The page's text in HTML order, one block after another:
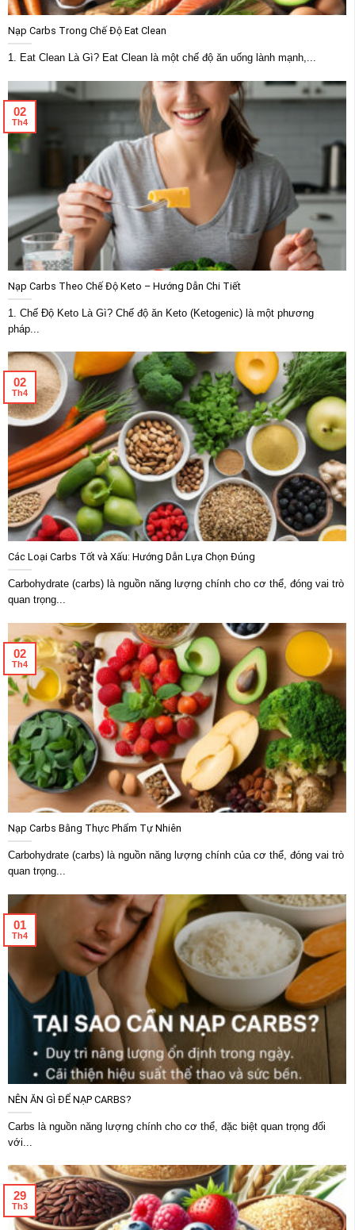
Nạp Carbs Trong Chế Độ Eat Clean
1. Eat Clean Là Gì? Eat Clean là một chế độ ăn uống lành mạnh,...
Nạp Carbs Theo Chế Độ Keto – Hướng Dẫn Chi Tiết
1. Chế Độ Keto Là Gì? Chế độ ăn Keto (Ketogenic) là một phương
pháp...
02
Th4
Các Loại Carbs Tốt và Xấu: Hướng Dẫn Lựa Chọn Đúng
Carbohydrate (carbs) là nguồn năng lượng chính cho cơ thể, đóng vai trò
quan trọng...
02
Th4
Nạp Carbs Bằng Thực Phẩm Tự Nhiên
Carbohydrate (carbs) là nguồn năng lượng chính của cơ thể, đóng vai trò
quan trọng...
02
Th4
NÊN ĂN GÌ ĐỂ NẠP CARBS?
Carbs là nguồn năng lượng chính cho cơ thể, đặc biệt quan trọng đối
với...
01
Th4
29
Th3